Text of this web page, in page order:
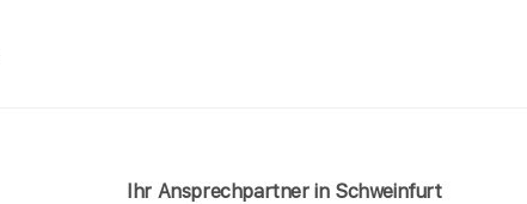
Ihr Ansprechpartner in Schweinfurt